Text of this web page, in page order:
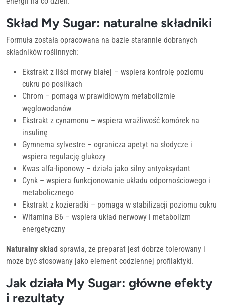
Skład My Sugar: naturalne składniki
Formuła została opracowana na bazie starannie dobranych
składników roślinnych:
Ekstrakt z liści morwy białej – wspiera kontrolę poziomu
cukru po posiłkach
Chrom – pomaga w prawidłowym metabolizmie
węglowodanów
Ekstrakt z cynamonu – wspiera wrażliwość komórek na
insulinę
Gymnema sylvestre – ogranicza apetyt na słodycze i
wspiera regulację glukozy
Kwas alfa-liponowy – działa jako silny antyoksydant
Cynk – wspiera funkcjonowanie układu odpornościowego i
metabolicznego
Ekstrakt z kozieradki – pomaga w stabilizacji poziomu cukru
Witamina B6 – wspiera układ nerwowy i metabolizm
energetyczny
Naturalny skład sprawia, że preparat jest dobrze tolerowany i
może być stosowany jako element codziennej profilaktyki.
Jak działa My Sugar: główne efekty
i rezultaty